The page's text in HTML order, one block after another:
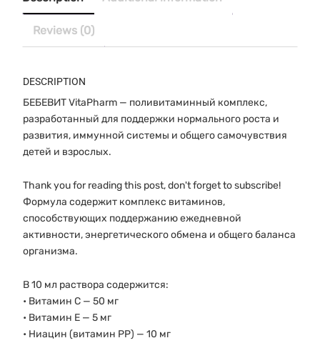
Reviews (0)
DESCRIPTION
БЕБЕВИТ VitaPharm — поливитаминный комплекс,
разработанный для поддержки нормального роста и
развития, иммунной системы и общего самочувствия
детей и взрослых.
Thank you for reading this post, don't forget to subscribe!
Формула содержит комплекс витаминов,
способствующих поддержанию ежедневной
активности, энергетического обмена и общего баланса
организма.
В 10 мл раствора содержится:
• Витамин C — 50 мг
• Витамин E — 5 мг
• Ниацин (витамин PP) — 10 мг